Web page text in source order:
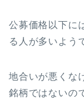
公募価格以下に
る人が多いよう
地合いが悪くな
銘柄ではないの